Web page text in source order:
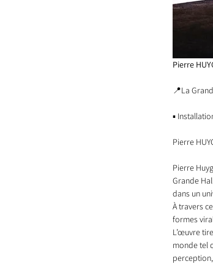
Pierre
📍La
▪️
Pierre
Pierre
Grande
dans un
À travers
formes
L’œuvre
monde tel